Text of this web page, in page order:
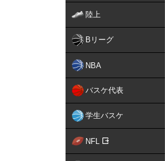
陸上
Bリーグ
NBA
バスケ代表
学生バスケ
NFL